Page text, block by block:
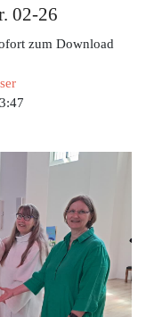
02-26
zum Download